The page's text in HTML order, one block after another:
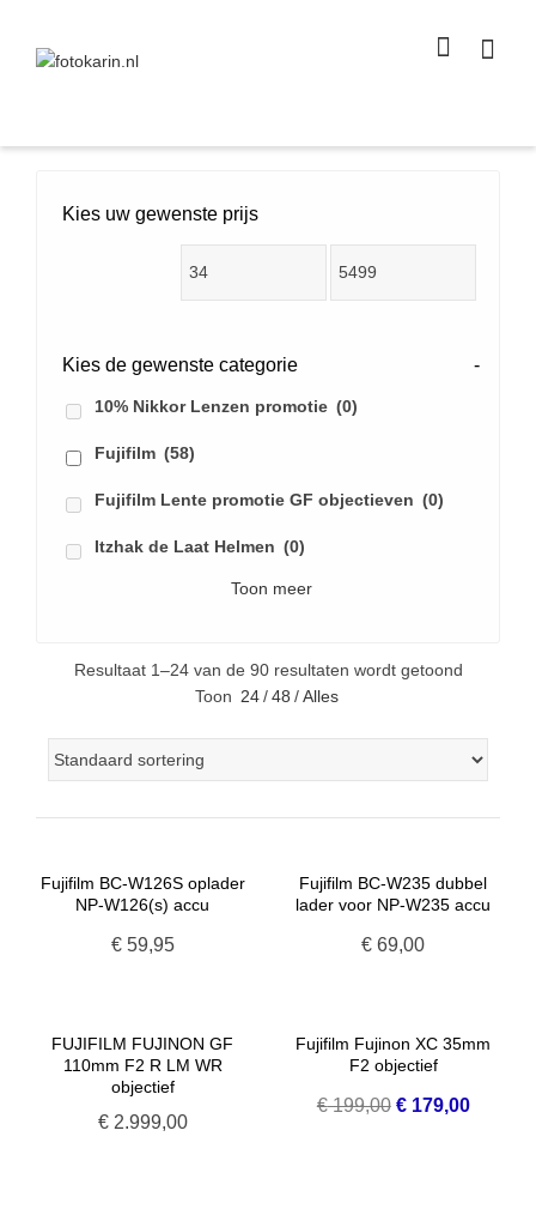
size
Kies uw gewenste prijs
Kies de gewenste categorie -
10% Nikkor Lenzen promotie (0)
Fujifilm (58)
Fujifilm Lente promotie GF objectieven (0)
Itzhak de Laat Helmen (0)
Toon meer
Resultaat 1–24 van de 90 resultaten wordt getoond
Toon 24 / 48 / Alles
Fujifilm BC-W126S oplader
NP-W126(s) accu
€59,95
Fujifilm BC-W235 dubbel
lader voor NP-W235 accu
€ 69,00
FUJIFILM FUJINON GF
110mm F2 R LM WR
objectief
€2.999,00
Fujifilm Fujinon XC 35mm
F2 objectief
€199,00 Oorspronkelijke
€179,00Huidige